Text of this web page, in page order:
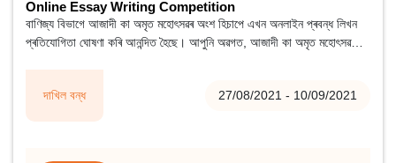
দাখিল বন্ধ 27/08/2021 - 10/09/2021
Online Essay Writing Competition
বাণিজ্য বিভাগে আজাদী কা অমৃত মহোৎসৱৰ অংশ হিচাপে এখন অনলাইন প্ৰবন্ধ লিখন
প্ৰতিযোগিতা ঘোষণা কৰি আনন্দিত হৈছে। আপুনি অৱগত, আজাদী কা অমৃত মহোৎসৱ